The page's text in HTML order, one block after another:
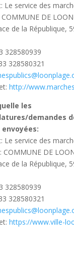
Le service des
DE
de la République,
328580939
328580321
http://
les
demandes
Le service des
COMMUNE DE
de la République,
328580939
328580321
https://www.ville-